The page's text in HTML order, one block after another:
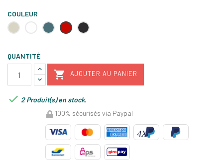
COULEUR
Argile
Blanc
farine
Feu
doux
Rouge
grand
Truffe
QUANTITÉ
 AJOUTER AU PANIER
 2 Produit(s) en stock.
100% sécurisés via Paypal